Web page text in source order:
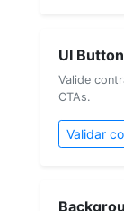
UI
Valide
CTAs.
Validar